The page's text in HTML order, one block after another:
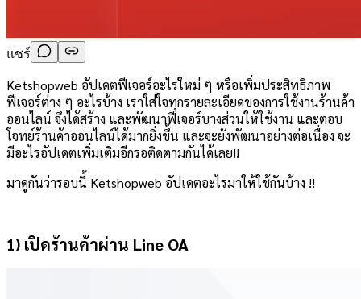
แชร์
Ketshopweb อัปเดตฟีเจอร์อะไรใหม่ ๆ หรือเพิ่มประสิทธิภาพ
ฟีเจอร์ต่าง ๆ อะไรบ้าง เราใส่ใจทุกรายละเอียดของการใช้งานร้านค้า
ออนไลน์ จึงได้สร้าง และพัฒนาฟีเจอร์บางส่วนให้ใช้งาน และตอบ
โจทย์ร้านค้าออนไลน์ได้มากยิ่งขึ้น และจะยังพัฒนาอย่างต่อเนื่อง จะ
มีอะไรอัปเดตเพิ่มเติมอีกรอติดตามกันได้เลย!!
มาดูกันว่ารอบนี้ Ketshopweb อัปเดตอะไรมาให้ใช้กันบ้าง !!
1) เปิดร้านค้าผ่าน Line OA